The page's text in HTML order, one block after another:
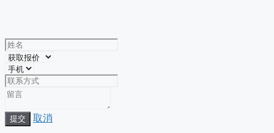
提交 取消